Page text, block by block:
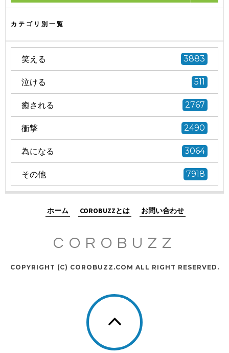
カテゴリ別一覧
笑える 3883
泣ける 511
癒される 2767
衝撃 2490
為になる 3064
その他 7918
ホーム COROBUZZとは お問い合わせ
COROBUZZ
COPYRIGHT (C) COROBUZZ.COM ALL RIGHT RESERVED.